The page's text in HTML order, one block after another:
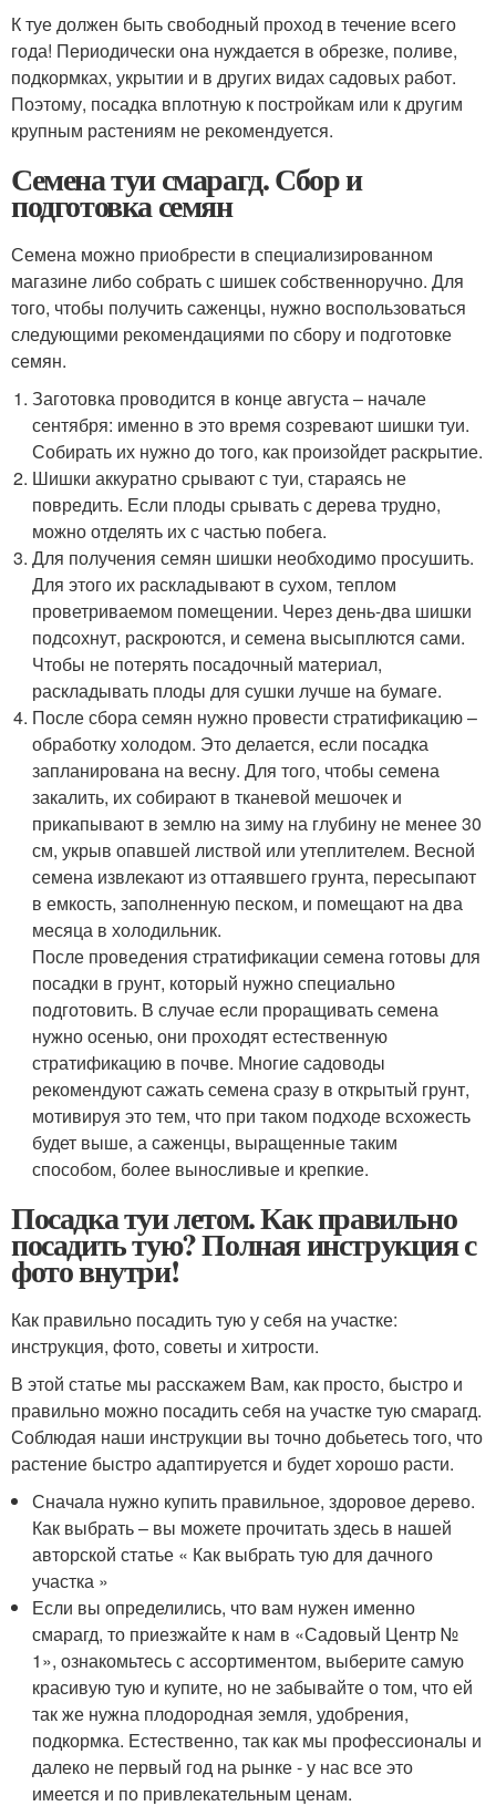
К туе должен быть свободный проход в течение всего
года! Периодически она нуждается в обрезке, поливе,
подкормках, укрытии и в других видах садовых работ.
Поэтому, посадка вплотную к постройкам или к другим
крупным растениям не рекомендуется.
Семена туи смарагд. Сбор и
подготовка семян
Семена можно приобрести в специализированном
магазине либо собрать с шишек собственноручно. Для
того, чтобы получить саженцы, нужно воспользоваться
следующими рекомендациями по сбору и подготовке
семян.
Заготовка проводится в конце августа – начале
сентября: именно в это время созревают шишки туи.
Собирать их нужно до того, как произойдет раскрытие.
Шишки аккуратно срывают с туи, стараясь не
повредить. Если плоды срывать с дерева трудно,
можно отделять их с частью побега.
Для получения семян шишки необходимо просушить.
Для этого их раскладывают в сухом, теплом
проветриваемом помещении. Через день-два шишки
подсохнут, раскроются, и семена высыплются сами.
Чтобы не потерять посадочный материал,
раскладывать плоды для сушки лучше на бумаге.
После сбора семян нужно провести стратификацию –
обработку холодом. Это делается, если посадка
запланирована на весну. Для того, чтобы семена
закалить, их собирают в тканевой мешочек и
прикапывают в землю на зиму на глубину не менее 30
см, укрыв опавшей листвой или утеплителем. Весной
семена извлекают из оттаявшего грунта, пересыпают
в емкость, заполненную песком, и помещают на два
месяца в холодильник.
После проведения стратификации семена готовы для
посадки в грунт, который нужно специально
подготовить. В случае если проращивать семена
нужно осенью, они проходят естественную
стратификацию в почве. Многие садоводы
рекомендуют сажать семена сразу в открытый грунт,
мотивируя это тем, что при таком подходе всхожесть
будет выше, а саженцы, выращенные таким
способом, более выносливые и крепкие.
Посадка туи летом. Как правильно
посадить тую? Полная инструкция с
фото внутри!
Как правильно посадить тую у себя на участке:
инструкция, фото, советы и хитрости.
В этой статье мы расскажем Вам, как просто, быстро и
правильно можно посадить себя на участке тую смарагд.
Соблюдая наши инструкции вы точно добьетесь того, что
растение быстро адаптируется и будет хорошо расти.
Сначала нужно купить правильное, здоровое дерево.
Как выбрать – вы можете прочитать здесь в нашей
авторской статье « Как выбрать тую для дачного
участка »
Если вы определились, что вам нужен именно
смарагд, то приезжайте к нам в «Садовый Центр №
1», ознакомьтесь с ассортиментом, выберите самую
красивую тую и купите, но не забывайте о том, что ей
так же нужна плодородная земля, удобрения,
подкормка. Естественно, так как мы профессионалы и
далеко не первый год на рынке - у нас все это
имеется и по привлекательным ценам.